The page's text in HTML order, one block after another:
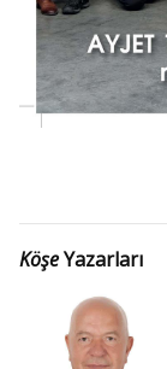
KöşeYazarları